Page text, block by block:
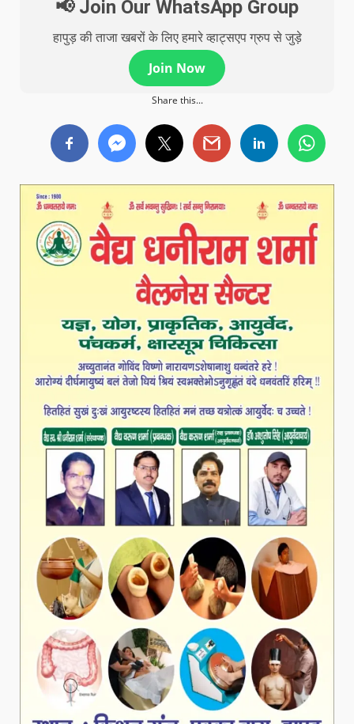
📢 Join Our WhatsApp Group
हापुड़ की ताजा खबरों के लिए हमारे व्हाट्सएप ग्रुप से जुड़े
Join Now
Share this...